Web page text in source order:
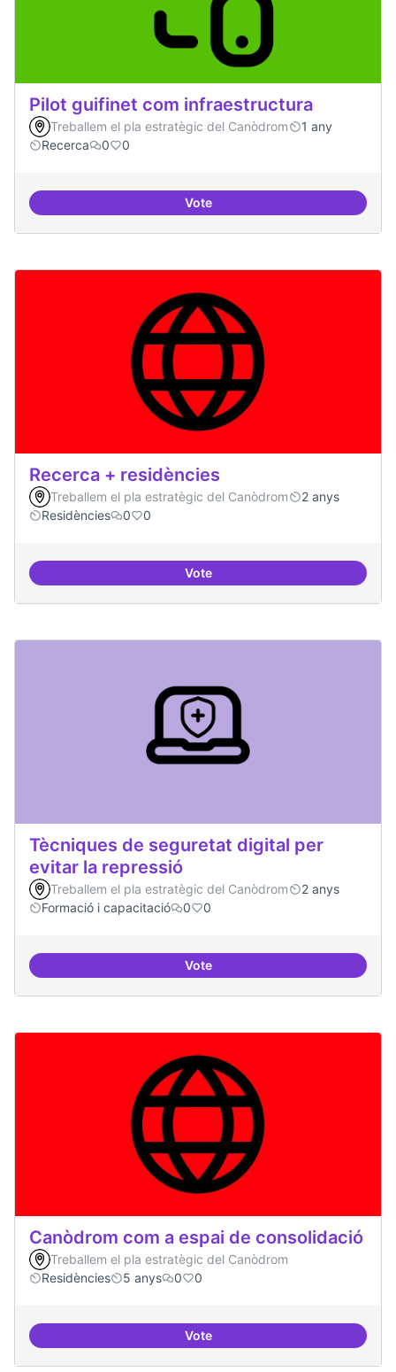
Pilot guifinet com infraestructura
Treballem el pla estratègic del Canòdrom
1 any
Recerca
0 0
VotePilot guifinet com
Recerca + residències
Treballem el pla estratègic del Canòdrom
2 anys
Residències
0 0
VoteRecerca + residències
Tècniques de seguretat digital per
evitar la repressió
Treballem el pla estratègic del Canòdrom
2 anys
Formació i capacitació
0 0
VoteTècniques de seguretat digital
Canòdrom com a espai de consolidació
Treballem el pla estratègic del Canòdrom
Residències
5 anys 0 0
VoteCanòdrom com a espai de